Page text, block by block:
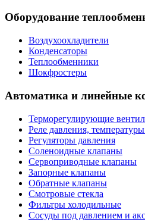
Оборудование
Воздухоохладители
Конденсаторы
Теплообменники
Шокфростеры
Автоматика и линейные
Терморегулирующие
Реле давления,
Регуляторы давления
Соленоидные клапаны
Сервоприводные клапаны
Запорные клапаны
Обратные клапаны
Смотровые стекла
Фильтры холодильные
Сосуды под давлением и